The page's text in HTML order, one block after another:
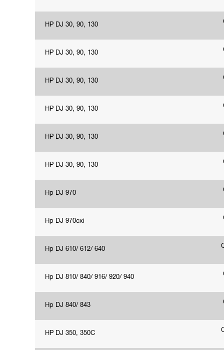
HP DJ 30, 90, 130
HP DJ 30, 90, 130
HP DJ 30, 90, 130
HP DJ 30, 90, 130
HP DJ 30, 90, 130
HP DJ 30, 90, 130
Hp DJ 970
Hp DJ 970cxi
Hp DJ 610/ 612/ 640
Hp DJ 810/ 840/ 916/ 920/ 940
Hp DJ 840/ 843
HP DJ 350, 350C